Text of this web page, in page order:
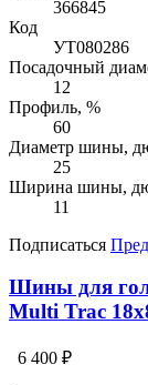
366845
Код
УТ080286
Посадочный
12
Профиль, %
60
Диаметр шины,
25
Ширина шины,
11
Подписаться
Шины для
Multi Trac
6 400 ₽